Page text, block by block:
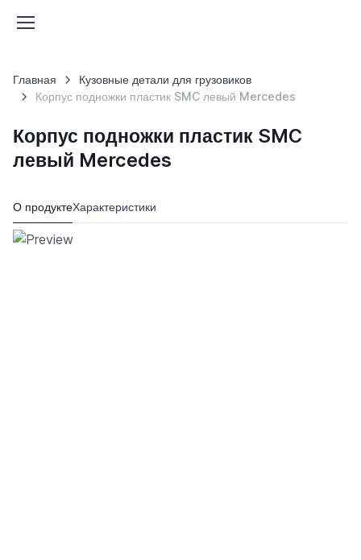
Главная
Кузовные детали для грузовиков
Корпус подножки пластик SMC левый Mercedes
Корпус подножки пластик SMC
левый Mercedes
О продуктеХарактеристики